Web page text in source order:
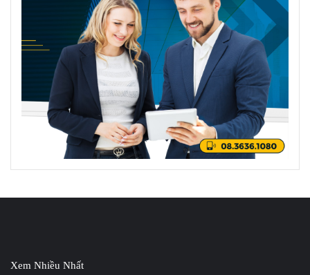
Xem Nhiều Nhất